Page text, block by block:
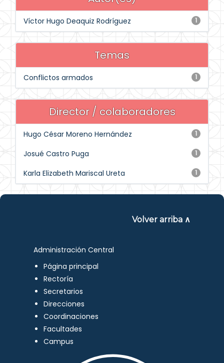
1
Víctor Hugo Deaquiz Rodríguez
Temas
1
Conflictos armados
Director / colaboradores
1
Hugo César Moreno Hernández
1
Josué Castro Puga
1
Karla Elizabeth Mariscal Ureta
Volver arriba ∧
Administración Central
Página principal
Rectoría
Secretarios
Direcciones
Coordinaciones
Facultades
Campus